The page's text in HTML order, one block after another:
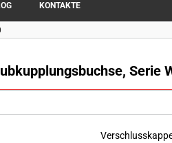
KONTAKTE
Serie